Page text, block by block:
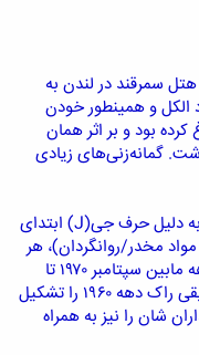
هتل سمرقند در لندن به
الکل و همینطور خودن
بود و بر اثر همان
گمانه‌زنی‌های زیادی
او به همراه جیم موریسون و جنیس جاپلین به دلیل حرف جی(J) ابتدای
مخدر/روانگردان)، هر
سه حدود ۲۷ سالگی و در بازه‌ای تنها چند ماهه مابین سپتامبر ۱۹۷۰ تا
ژوئیه ۱۹۷۱، سه‌گانهٔ تراژیک و افسانه‌ای موسیقی راک دهه ۱۹۶۰ را تشکیل
شان را نیز به همراه